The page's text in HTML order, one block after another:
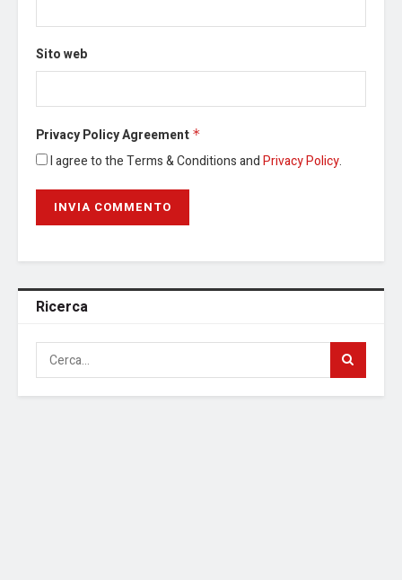
Sito web
Privacy Policy Agreement *
I agree to the Terms & Conditions andPrivacy Policy.
Ricerca